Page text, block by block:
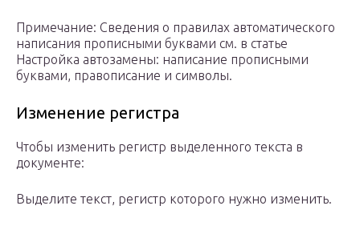
Примечание: Сведения о правилах автоматического
написания прописными буквами см. в статье
Настройка автозамены: написание прописными
буквами, правописание и символы.
Изменение регистра
Чтобы изменить регистр выделенного текста в
документе:
Выделите текст, регистр которого нужно изменить.